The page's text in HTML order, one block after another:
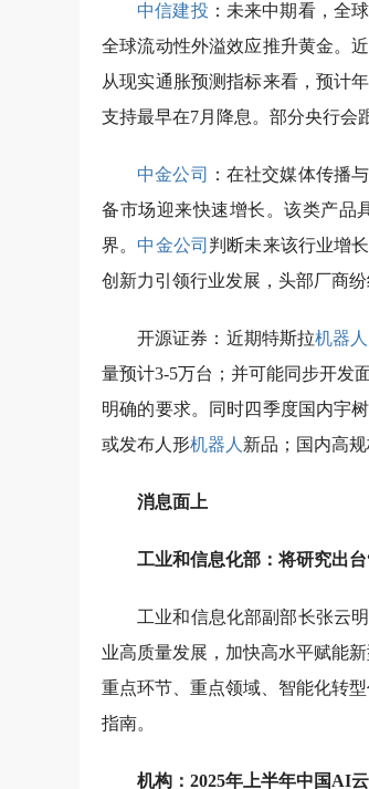
中信建投 ：未来中期看，全
全球流动性外溢效应推升黄金。
从现实通胀预测指标来看，预计
支持最早在7月降息。部分央行会
中金公司
：在社交媒体传播
备市场迎来快速增长。该类产品
界。 中金公司 判断未来该行业增
创新力引领行业发展，头部厂商
开源证券：近期特斯拉机器人
量预计3-5万台；并可能同步开发
明确的要求。同时四季度国内宇
或发布人形机器人 新品；国内高
消息面上
工业和信息化部：将研究出
工业和信息化部副部长张云
业高质量发展，加快高水平赋能
重点环节、重点领域、智能化转
指南。
机构：2025年上半年中国AI